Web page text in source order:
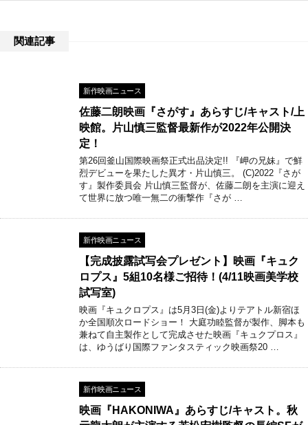
関連記事
新作映画ニュース
佐藤二朗映画『さがす』あらすじ/キャスト/上
映館。片山慎三監督最新作が2022年公開決
定！
第26回釜山国際映画祭正式出品決定!! 『岬の兄妹』で鮮
烈デビューを果たした異才・片山慎三。 (C)2022『さが
す』製作委員会 片山慎三監督が、佐藤二朗を主演に迎え
て世界に放つ唯一無二の衝撃作『さが …
新作映画ニュース
【完成披露試写会プレゼント】映画『キュク
ロプス』5組10名様ご招待！(4/11映画美学校
試写室)
映画『キュクロプス』は5月3日(金)よりテアトル新宿ほ
か全国順次ロードショー！ 大庭功睦監督が製作、脚本も
兼ねて自主製作として完成させた映画『キュクプロス』
は、ゆうばり国際ファンタスティック映画祭20 …
新作映画ニュース
映画『HAKONIWA』あらすじ/キャスト。秋